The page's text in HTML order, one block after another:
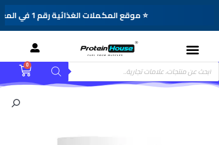
⭐ موقع المكملات الغذائية رقم 1 في المغرب
Menu
Products
search
0